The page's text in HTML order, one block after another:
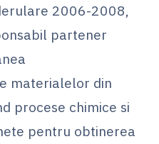
2006-2008,
partener
materialelor din
procese chimice si
pentru obtinerea